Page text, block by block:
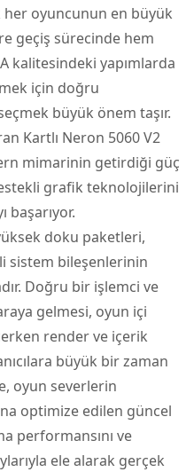
oyuncunun en büyük
geçiş sürecinde hem
kalitesindeki yapımlarda
için doğru
büyük önem taşır.
Kartlı Neron 5060 V2
mimarinin getirdiği güç
grafik teknolojilerini
başarıyor.
doku paketleri,
sistem bileşenlerinin
Doğru bir işlemci ve
gelmesi, oyun içi
render ve içerik
büyük bir zaman
oyun severlerin
optimize edilen güncel
performansını ve
ele alarak gerçek